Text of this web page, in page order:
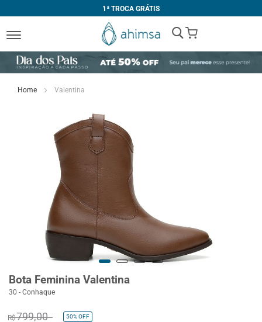
1ª TROCA GRÁTIS
My Cart
Home Valentina
Bota Feminina Valentina
30 - Conhaque
R$799,00 50%OFF